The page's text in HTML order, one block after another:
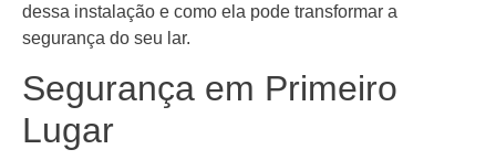
dessa instalação e como ela pode transformar a
segurança do seu lar.
Segurança em Primeiro
Lugar